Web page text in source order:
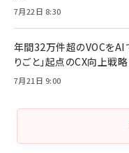
7月22日 8:30
年間32万件超のVOCをAI
りごと」起点のCX向上戦
7月21日 9:00